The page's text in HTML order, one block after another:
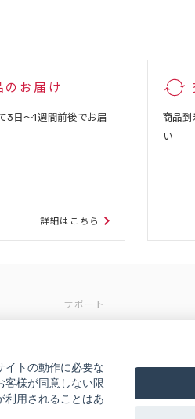
のお届け
3日～1週間前後でお届
詳細はこちら
商品到
い
サポート
定期コース
ご利用ガイド
イトの動作に必要な
客様が同意しない限
利用されることはあ